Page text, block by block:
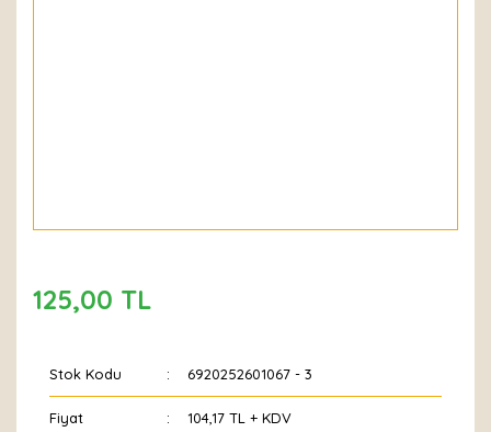
125,00 TL
Stok Kodu 6920252601067 - 3
Fiyat 104,17 TL + KDV